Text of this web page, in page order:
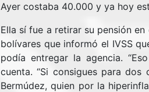
Ayer costaba 40.000 y ya hoy
Ella sí fue a retirar su pensión
bolívares que informó el IVSS
podía entregar la agencia.
cuenta. “Si consigues para dos
Bermúdez, quien por la